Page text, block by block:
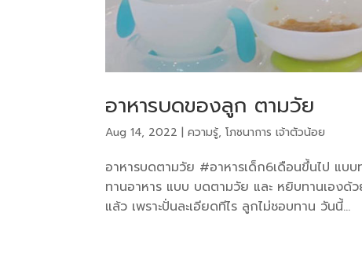
อาหารบดของลูก ตามวัย
Aug 14, 2022 |ความรู้,โภชนาการ เจ้าตัวน้อย
อาหารบดตามวัย #อาหารเด็ก6เดือนขึ้นไป แบ
ทานอาหาร แบบ บดตามวัย และ หยิบทานเองด้
แล้ว เพราะปั่นละเอียดทีไร ลูกไม่ชอบทาน วันนี้...